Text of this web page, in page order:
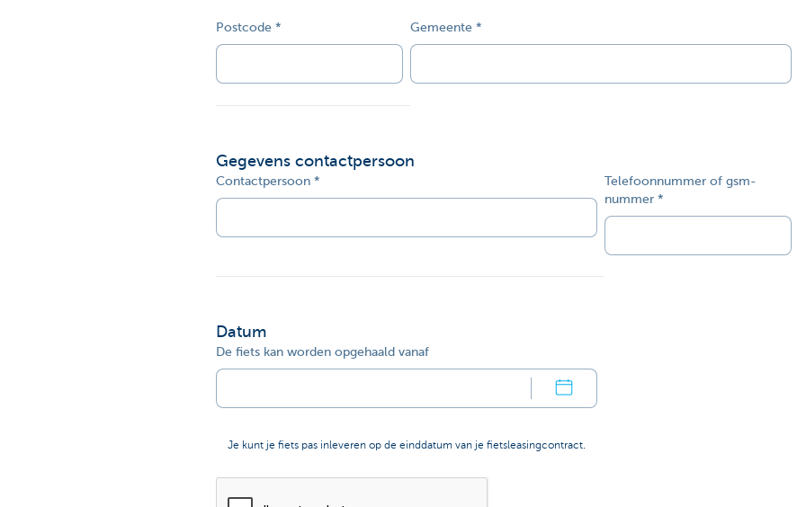
Postcode Gemeente
Gegevens contactpersoon
Contactpersoon
Telefoonnummer of gsm-
nummer
Datum
De fiets kan worden opgehaald vanaf
Je kunt je fiets pas inleveren op de einddatum van je fietsleasingcontract.